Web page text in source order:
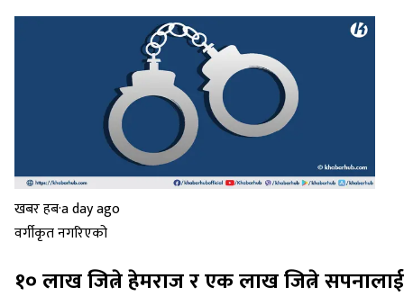
खबर हब·a day ago
वर्गीकृत नगरिएको
१० लाख जित्ने हेमराज र एक लाख जित्ने सपनालाई